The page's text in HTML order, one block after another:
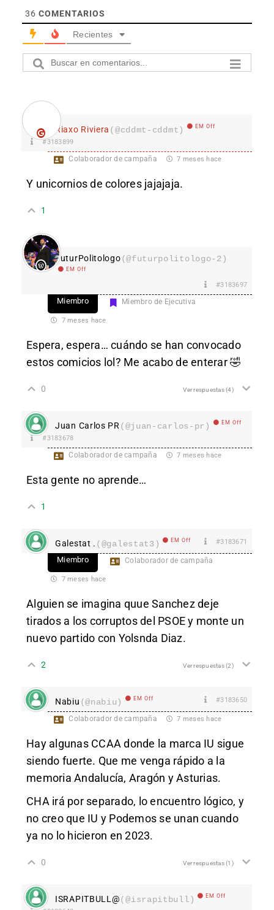
36 COMENTARIOS
Recientes
Riaxo Riviera (@cddmt-cddmt) EM Off
#3183899
Colaborador de campaña 7 meses hace
Y unicornios de colores jajajaja.
1
FuturPolitologo(@futurpolitologo-2)
EM Off
#3183697
Miembro Miembro de Ejecutiva
7 meses hace
Espera, espera… cuándo se han convocado
estos comicios lol? Me acabo de enterar 🤣
0 Ver respuestas(4)
Juan Carlos PR (@juan-carlos-pr) EM Off
#3183678
Colaborador de campaña 7 meses hace
Esta gente no aprende…
1
Galestat . (@galestat3) EM Off #3183671
Miembro Colaborador de campaña
7 meses hace
Alguien se imagina quue Sanchez deje
tirados a los corruptos del PSOE y monte un
nuevo partido con Yolsnda Diaz.
2 Ver respuestas(2)
Nabiu (@nabiu) EM Off #3183650
Colaborador de campaña 7 meses hace
Hay algunas CCAA donde la marca IU sigue
siendo fuerte. Que me venga rápido a la
memoria Andalucía, Aragón y Asturias.
CHA irá por separado, lo encuentro lógico, y
no creo que IU y Podemos se unan cuando
ya no lo hicieron en 2023.
0 Ver respuestas(1)
ISRAPITBULL@(@israpitbull) EM Off